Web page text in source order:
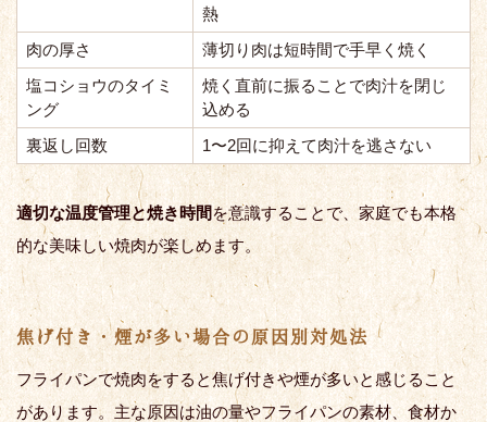
熱
肉の厚さ
薄切り肉は短時間で手早く焼く
塩コショウのタイミ
ング
焼く直前に振ることで肉汁を閉じ
込める
裏返し回数
1〜2回に抑えて肉汁を逃さない
適切な温度管理と焼き時間を意識することで、家庭でも本格
的な美味しい焼肉が楽しめます。
焦げ付き・煙が多い場合の原因別対処法
フライパンで焼肉をすると焦げ付きや煙が多いと感じること
があります。主な原因は油の量やフライパンの素材、食材か